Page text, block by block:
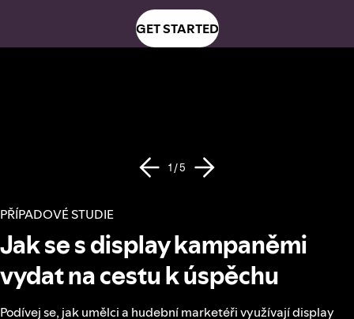
GET STARTED
1 / 5
PŘÍPADOVÉ STUDIE
Jak se s display kampaněmi
vydat na cestu k úspěchu
Podívej se, jak umělci a hudební marketéři využívají display